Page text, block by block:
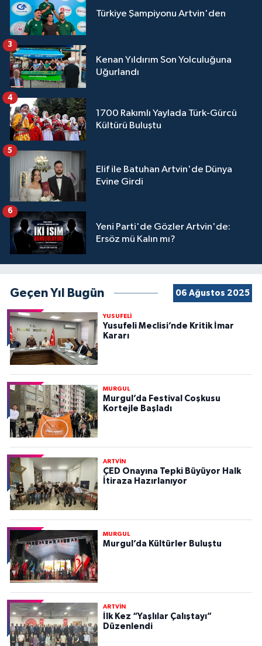
Türkiye Şampiyonu Artvin'den
Kenan Yıldırım Son Yolculuğuna
Uğurlandı
3
1700 Rakımlı Yaylada Türk-Gürcü
Kültürü Buluştu
4
Elif ile Batuhan Artvin'de Dünya
Evine Girdi
5
Yeni Parti'de Gözler Artvin'de:
Ersöz mü Kalın mı?
6
Geçen Yıl Bugün 06 Ağustos 2025
YUSUFELİ
Yusufeli Meclisi’nde Kritik İmar
Kararı
MURGUL
Murgul’da Festival Coşkusu
Kortejle Başladı
ARTVİN
ÇED Onayına Tepki Büyüyor Halk
İtiraza Hazırlanıyor
MURGUL
Murgul’da Kültürler Buluştu
ARTVİN
İlk Kez “Yaşlılar Çalıştayı”
Düzenlendi